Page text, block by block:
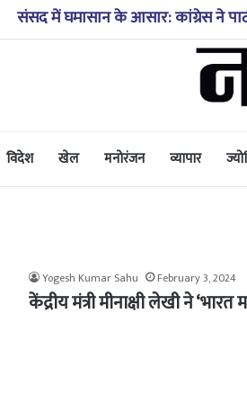
कुंडाधार के समीप खाई में गिरी कार,
विदेश खेल मनोरंजन व्यापार
Yogesh Kumar Sahu February 3, 2024
केंद्रीय मंत्री मीनाक्षी लेखी ने